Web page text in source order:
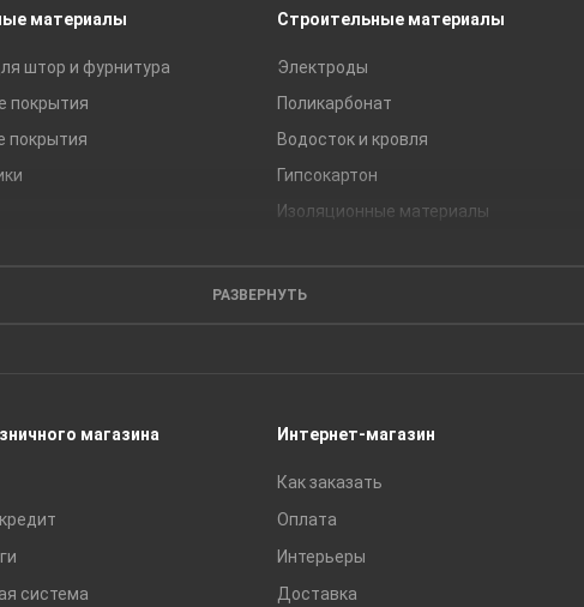
материалы
штор и фурнитура
покрытия
покрытия
Строительные материалы
Электроды
Поликарбонат
Водосток и кровля
Гипсокартон
Изоляционные материалы
Сухие смеси
РАЗВЕРНУТЬ
магазина
система
Интернет-магазин
Как заказать
Оплата
Интерьеры
Доставка